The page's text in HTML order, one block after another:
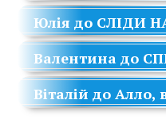
Юлія до СЛІДИ
Валентина до
Віталій доАлло,